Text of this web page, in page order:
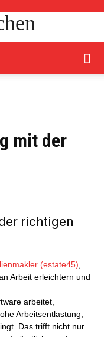
mit der
richtigen
(estate45)
Arbeit erleichtern und
arbeitet,
Arbeitsentlastung,
Das trifft nicht nur